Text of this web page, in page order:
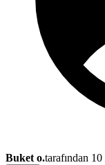
Buket o.tarafından 10